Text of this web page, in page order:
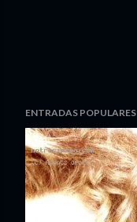
ENTRADAS POPULARES